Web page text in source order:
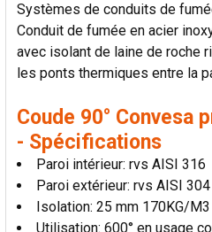
SÉLECTIONNER
AJOUTER
LA
Systèmes de conduits de
Conduit de fumée en acier
avec isolant de laine de roche
les ponts thermiques entre la
Coude 90° Convesa
- Spécifications
Paroi intérieur: rvs AISI 316
Paroi extérieur: rvs AISI 304
Isolation: 25 mm 170KG/M3
Utilisation: 600° en usage